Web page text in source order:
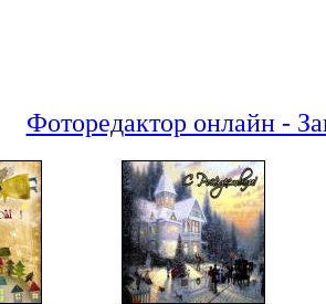
Фоторедактор онлайн -